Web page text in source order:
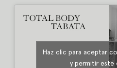
Haz clic para aceptar
y permitir este